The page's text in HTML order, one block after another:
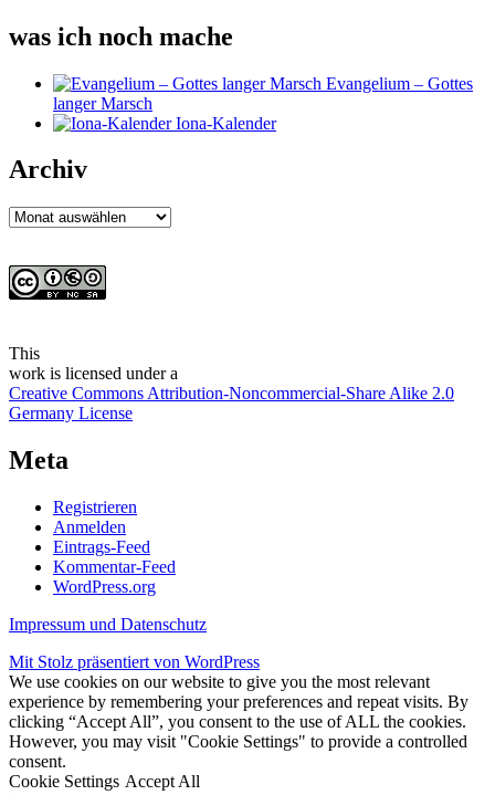
was ich noch mache
Evangelium – Gottes
langer Marsch
Iona-Kalender
Archiv
Archiv
This
work is licensed under a
Creative Commons Attribution-Noncommercial-Share Alike 2.0
Germany License
Meta
Registrieren
Anmelden
Eintrags-Feed
Kommentar-Feed
WordPress.org
Impressum und Datenschutz
Mit Stolz präsentiert von WordPress
We use cookies on our website to give you the most relevant
experience by remembering your preferences and repeat visits. By
clicking “Accept All”, you consent to the use of ALL the cookies.
However, you may visit "Cookie Settings" to provide a controlled
consent.
Cookie Settings Accept All